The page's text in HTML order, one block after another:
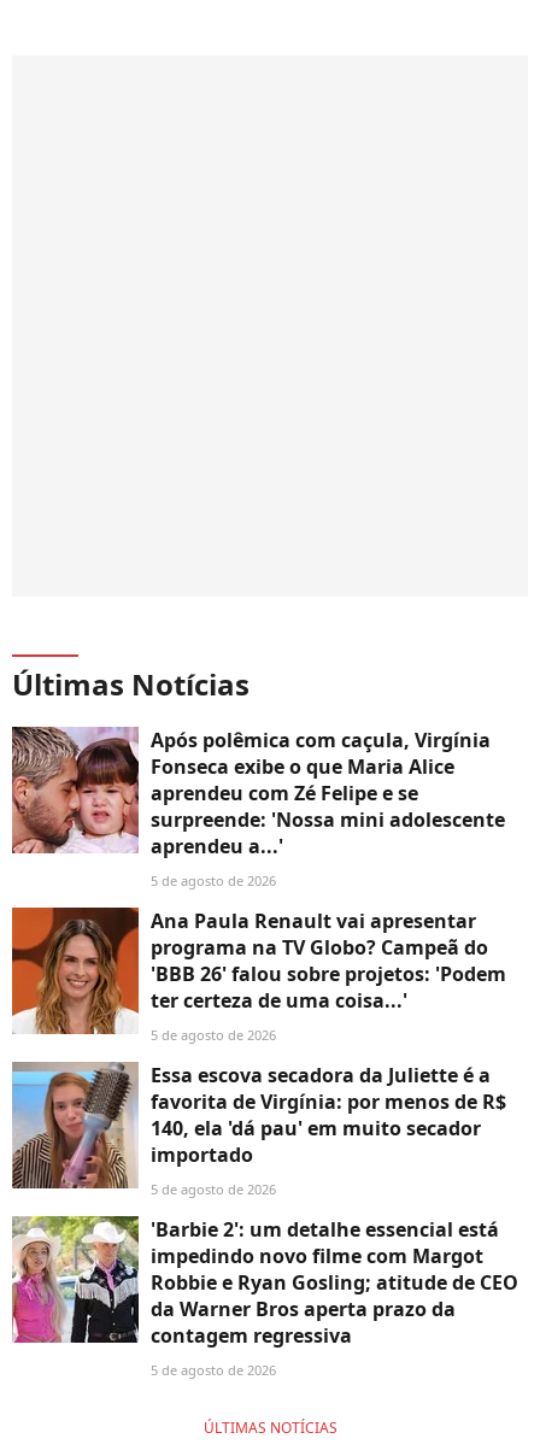
Últimas Notícias
Após polêmica com caçula, Virgínia
Fonseca exibe o que Maria Alice
aprendeu com Zé Felipe e se
surpreende: 'Nossa mini adolescente
aprendeu a...'
5 de agosto de 2026
Ana Paula Renault vai apresentar
programa na TV Globo? Campeã do
'BBB 26' falou sobre projetos: 'Podem
ter certeza de uma coisa...'
5 de agosto de 2026
Essa escova secadora da Juliette é a
favorita de Virgínia: por menos de R$
140, ela 'dá pau' em muito secador
importado
5 de agosto de 2026
'Barbie 2': um detalhe essencial está
impedindo novo filme com Margot
Robbie e Ryan Gosling; atitude de CEO
da Warner Bros aperta prazo da
contagem regressiva
5 de agosto de 2026
ÚLTIMAS NOTÍCIAS